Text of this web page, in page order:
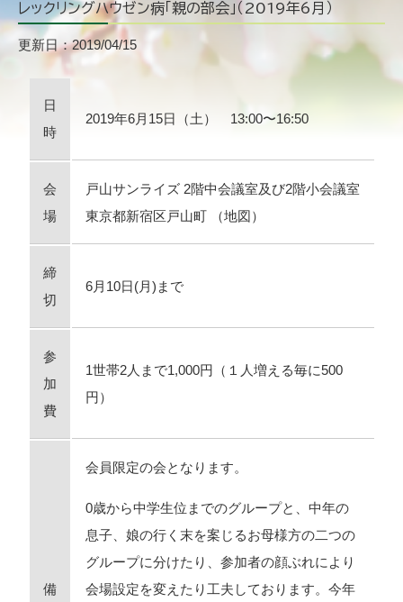
レックリングハウゼン病「親の部会」（2019年6月）
更新日：2019/04/15
日
時
2019年6月15日（土） 13:00〜16:50
会
場
戸山サンライズ 2階中会議室及び2階小会議室
東京都新宿区戸山町 （地図）
締
切
6月10日(月)まで
参
加
費
1世帯2人まで1,000円（１人増える毎に500
円）
備
会員限定の会となります。
0歳から中学生位までのグループと、中年の
息子、娘の行く末を案じるお母様方の二つの
グループに分けたり、参加者の顔ぶれにより
会場設定を変えたり工夫しております。今年